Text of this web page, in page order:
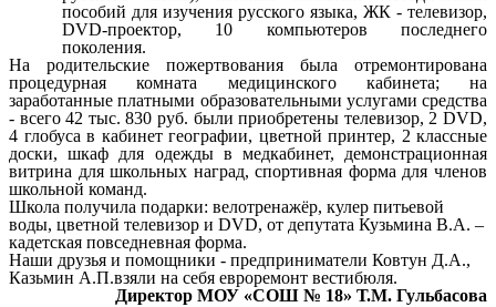
пособий для изучения русского языка, ЖК - телевизор,
DVD-проектор, 10 компьютеров последнего
поколения.
На родительские пожертвования была отремонтирована
процедурная комната медицинского кабинета; на
заработанные платными образовательными услугами средства
- всего 42 тыс. 830 руб. были приобретены телевизор, 2 DVD,
4 глобуса в кабинет географии, цветной принтер, 2 классные
доски, шкаф для одежды в медкабинет, демонстрационная
витрина для школьных наград, спортивная форма для членов
школьной команд.
Школа получила подарки: велотренажёр, кулер питьевой
воды, цветной телевизор и DVD, от депутата Кузьмина В.А. –
кадетская повседневная форма.
Наши друзья и помощники - предприниматели Ковтун Д.А.,
Казьмин А.П.взяли на себя евроремонт вестибюля.
Директор МОУ «СОШ № 18» Т.М. Гульбасова